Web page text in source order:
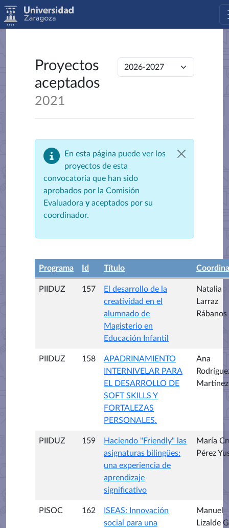
Proyectos
aceptados
2021
En esta página puede ver los
proyectos de esta
convocatoria que han sido
aprobados por la Comisión
Evaluadora yaceptados por su
coordinador.
Programa Id Título
PIIDUZ 157
El desarrollo de la
creatividad en el
alumnado de
Magisterio en
Educación Infantil
Natalia
Larraz
Rábanos
PIIDUZ 158
APADRINAMIENTO
INTERNIVELAR PARA
EL DESARROLLO DE
SOFT SKILLS Y
FORTALEZAS
PERSONALES.
Ana
Martínez
PIIDUZ 159
Haciendo "Friendly" las
asignaturas bilingües:
una experiencia de
aprendizaje
significativo
María
Pérez
PISOC 162
ISEAS: Innovación
social para una
Manuel
Lizalde